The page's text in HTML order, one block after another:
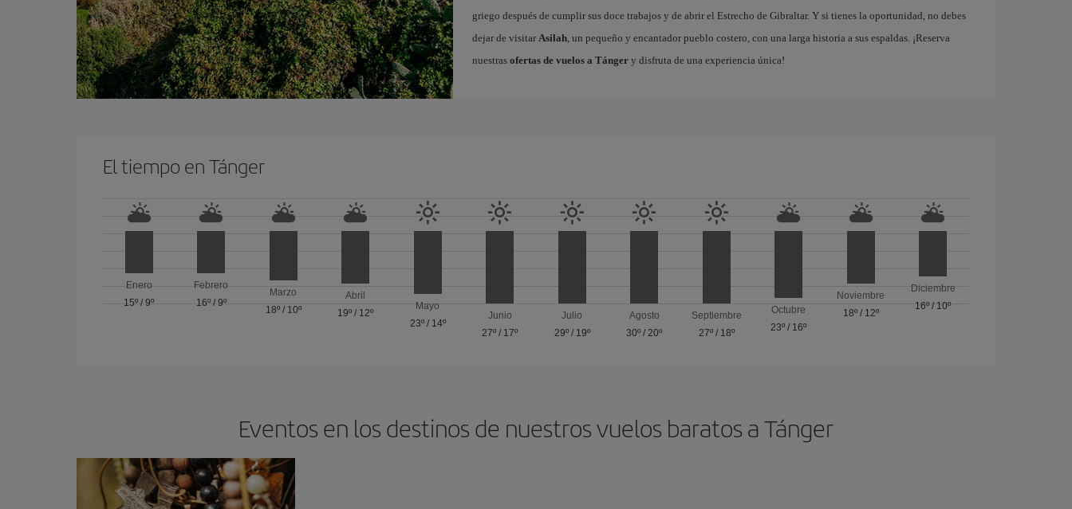
griego después de cumplir sus doce trabajos y de abrir el Estrecho de Gibraltar. Y si tienes la oportunidad, no debes
dejar de visitar Asilah, un pequeño y encantador pueblo costero, con una larga historia a sus espaldas. ¡Reserva
nuestras ofertas de vuelos a Tángery disfruta de una experiencia única!
El tiempo en Tánger
Enero
15º /9º
Febrero
16º/ 9º
Marzo
18º/ 10º
Abril
19º / 12º
Mayo
23º/ 14º
Junio
27º / 17º
Julio
29º/ 19º
Agosto
30º /20º
Septiembre
27º/ 18º
Octubre
23º / 16º
Noviembre
18º/ 12º
Diciembre
16º/ 10º
Eventos en los destinos de nuestros vuelos baratos a Tánger